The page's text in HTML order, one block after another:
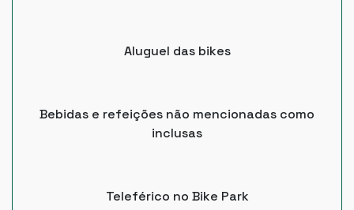
Aluguel das bikes
Bebidas e refeições não mencionadas como
inclusas
Teleférico no Bike Park